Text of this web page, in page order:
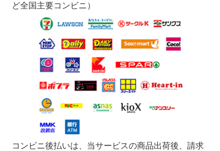
ど全国主要コンビニ）
コンビニ後払いは、当サービスの商品出荷後、請求